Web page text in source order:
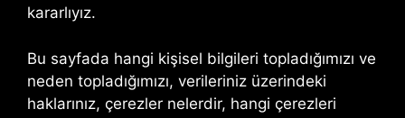
kararlıyız.
Bu sayfada hangi kişisel bilgileri topladığımızı ve
neden topladığımızı, verileriniz üzerindeki
haklarınız, çerezler nelerdir, hangi çerezleri